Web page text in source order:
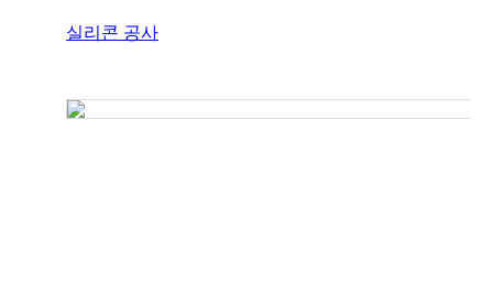
실리콘 공사